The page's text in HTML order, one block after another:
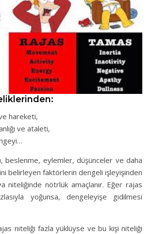
hareketi,
ve ataleti,
beslenme, eylemler, düşünceler ve daha
belirleyen faktörlerin dengeli işleyişinden
niteliğinde nötrlük amaçlanır. Eğer rajas
yoğunsa, dengeleyişe gidilmesi
niteliği fazla yüklüyse ve bu kişi niteliği